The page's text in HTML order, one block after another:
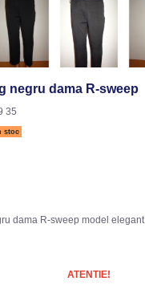
negru dama R-sweep
35
stoc
dama R-sweep model elegant
ATENTIE!